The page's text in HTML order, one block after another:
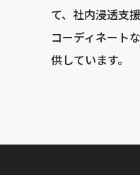
て、社内浸透支
コーディネート
供しています。